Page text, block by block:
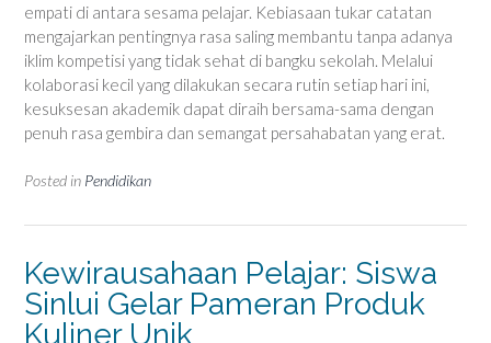
empati di antara sesama pelajar. Kebiasaan tukar catatan
mengajarkan pentingnya rasa saling membantu tanpa adanya
iklim kompetisi yang tidak sehat di bangku sekolah. Melalui
kolaborasi kecil yang dilakukan secara rutin setiap hari ini,
kesuksesan akademik dapat diraih bersama-sama dengan
penuh rasa gembira dan semangat persahabatan yang erat.
Posted in Pendidikan
Kewirausahaan Pelajar: Siswa
Sinlui Gelar Pameran Produk
Kuliner Unik